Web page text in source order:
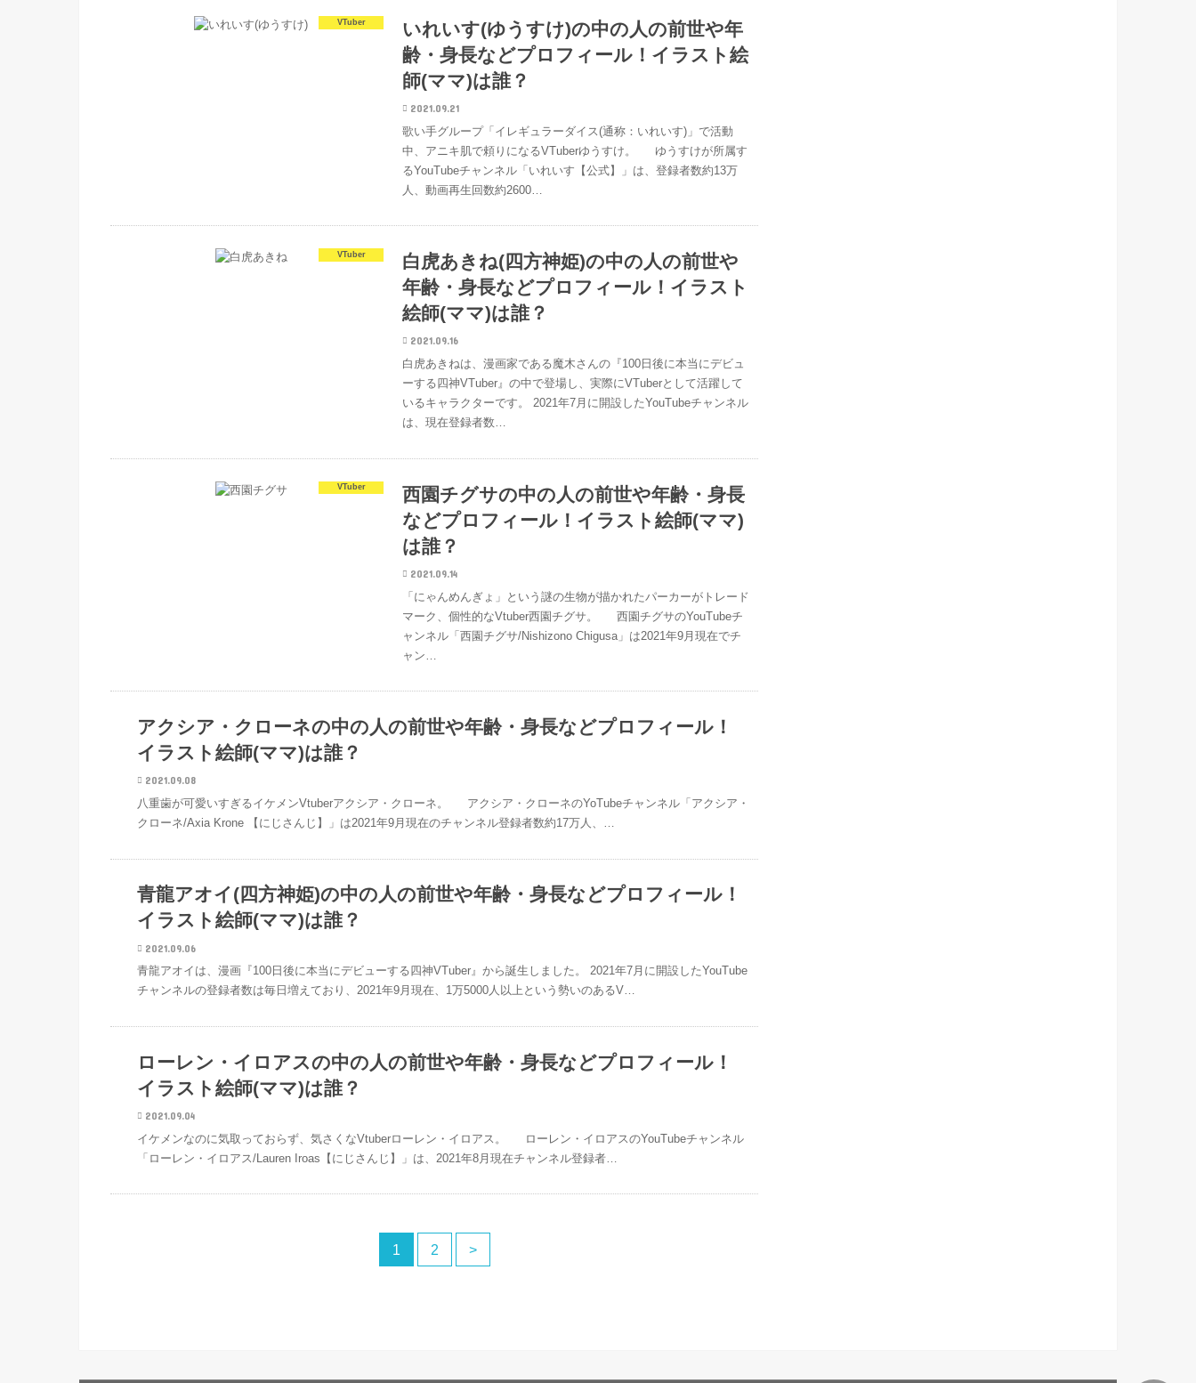
VTuber
いれいす(ゆうすけ)の中の人の前世や年
齢・身長などプロフィール！イラスト絵
師(ママ)は誰？
2021.09.21
歌い手グループ「イレギュラーダイス(通称：いれいす)」で活動
中、アニキ肌で頼りになるVTuberゆうすけ。 ゆうすけが所属す
るYouTubeチャンネル「いれいす【公式】」は、登録者数約13万
人、動画再生回数約2600…
VTuber
白虎あきね(四方神姫)の中の人の前世や
年齢・身長などプロフィール！イラスト
絵師(ママ)は誰？
2021.09.16
白虎あきねは、漫画家である魔木さんの『100日後に本当にデビュ
ーする四神VTuber』の中で登場し、実際にVTuberとして活躍して
いるキャラクターです。 2021年7月に開設したYouTubeチャンネル
は、現在登録者数…
VTuber
西園チグサの中の人の前世や年齢・身長
などプロフィール！イラスト絵師(ママ)
は誰？
2021.09.14
「にゃんめんぎょ」という謎の生物が描かれたパーカーがトレード
マーク、個性的なVtuber西園チグサ。 西園チグサのYouTubeチ
ャンネル「西園チグサ/Nishizono Chigusa」は2021年9月現在でチ
ャン…
VTuber
アクシア・クローネの中の人の前世や年齢・身長などプロフィール！
イラスト絵師(ママ)は誰？
2021.09.08
八重歯が可愛いすぎるイケメンVtuberアクシア・クローネ。 アクシア・クローネのYoTubeチャンネル「アクシア・
クローネ/Axia Krone 【にじさんじ】」は2021年9月現在のチャンネル登録者数約17万人、…
VTuber
青龍アオイ(四方神姫)の中の人の前世や年齢・身長などプロフィール！
イラスト絵師(ママ)は誰？
2021.09.06
青龍アオイは、漫画『100日後に本当にデビューする四神VTuber』から誕生しました。 2021年7月に開設したYouTube
チャンネルの登録者数は毎日増えており、2021年9月現在、1万5000人以上という勢いのあるV…
VTuber
ローレン・イロアスの中の人の前世や年齢・身長などプロフィール！
イラスト絵師(ママ)は誰？
2021.09.04
イケメンなのに気取っておらず、気さくなVtuberローレン・イロアス。 ローレン・イロアスのYouTubeチャンネル
「ローレン・イロアス/Lauren Iroas【にじさんじ】」は、2021年8月現在チャンネル登録者…
1 2 >